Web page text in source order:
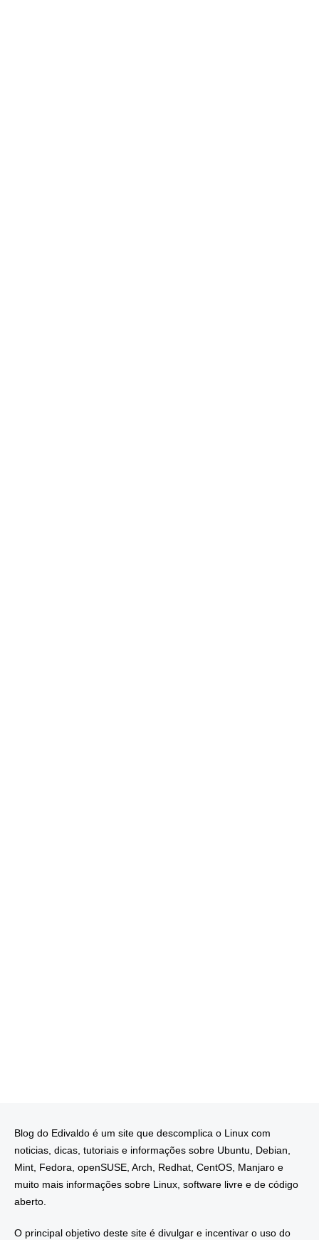
Blog do Edivaldo é um site que descomplica o Linux com
noticias, dicas, tutoriais e informações sobre Ubuntu, Debian,
Mint, Fedora, openSUSE, Arch, Redhat, CentOS, Manjaro e
muito mais informações sobre Linux, software livre e de código
aberto.
O principal objetivo deste site é divulgar e incentivar o uso do